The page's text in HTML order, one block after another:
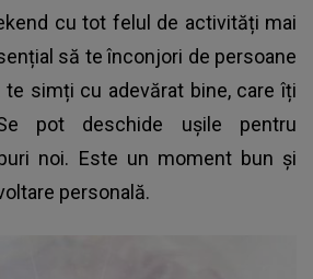
cu tot felul de activități mai
să te înconjori de persoane
simți cu adevărat bine, care îți
pot deschide ușile pentru
noi. Este un moment bun și
personală.